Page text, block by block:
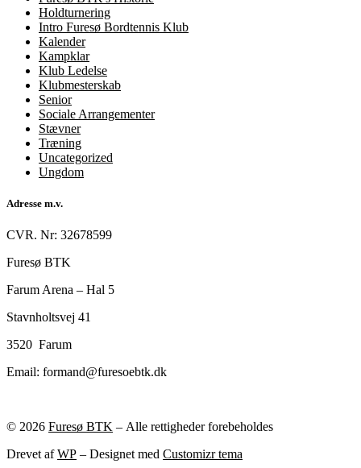
Holdturnering
Intro Furesø Bordtennis Klub
Kalender
Kampklar
Klub Ledelse
Klubmesterskab
Senior
Sociale Arrangementer
Stævner
Træning
Uncategorized
Ungdom
Adresse m.v.
CVR. Nr: 32678599
Furesø BTK
Farum Arena – Hal 5
Stavnholtsvej 41
3520 Farum
Email: formand@furesoebtk.dk
© 2026 Furesø BTK – Alle rettigheder forebeholdes
Drevet afWP – Designet med Customizr tema